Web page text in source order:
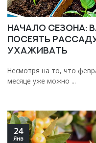
Начало сезона:
посеять
ухаживать
Несмотря на то, что
месяце уже можно ...
24
Янв